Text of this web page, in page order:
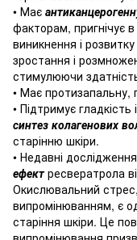
• Має
факторам, пригнічує
виникнення і
зростання і
стимулюючи
• Має протизапальну,
• Підтримує гладкість і
синтез колагенових
старінню шкіри.
• Недавні
ефектресвератрола
Окислювальний
випромінюванням, є
старіння шкіри. Це